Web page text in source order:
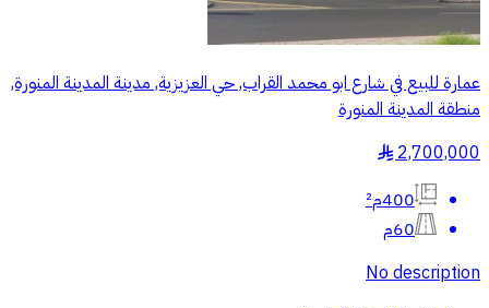
عمارة للبيع في شارع ابو محمد القراب, حي العزيزية, مدينة المدينة المنورة,
منطقة المدينة المنورة
2,700,000
§
400م²
60م
No description